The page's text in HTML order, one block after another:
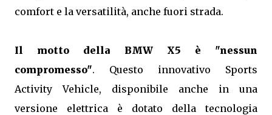
comfort e la versatilità, anche fuori strada.
Il motto della BMW X5 è "nessun
compromesso". Questo innovativo Sports
Activity Vehicle, disponibile anche in una
versione elettrica è dotato della tecnologia